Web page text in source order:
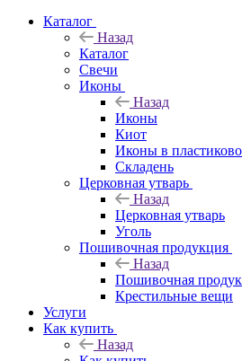
Каталог
Назад
Каталог
Свечи
Иконы
Назад
Иконы
Киот
Иконы в
Складень
Церковная утварь
Назад
Церковная утварь
Уголь
Пошивочная продукция
Назад
Пошивочная
Крестильные вещи
Услуги
Как купить
Назад